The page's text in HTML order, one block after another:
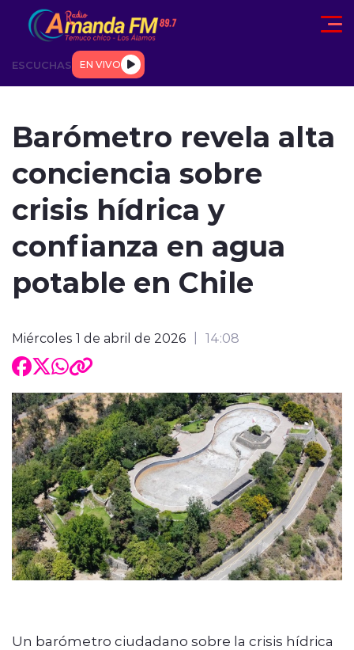
Click acá para ir directamente al contenido
ESCUCHAS EN VIVO
modo claro
Barómetro revela alta
conciencia sobre
crisis hídrica y
confianza en agua
potable en Chile
Miércoles 1 de abril de 2026 14:08
Un barómetro ciudadano sobre la crisis hídrica